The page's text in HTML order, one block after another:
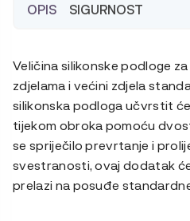
OPIS SIGURNOST
Veličina silikonske podloge
zdjelama i većini zdjela
silikonska podloga učvrstit
tijekom obroka pomoću
se spriječilo prevrtanje i
svestranosti, ovaj dodatak
prelazi na posuđe